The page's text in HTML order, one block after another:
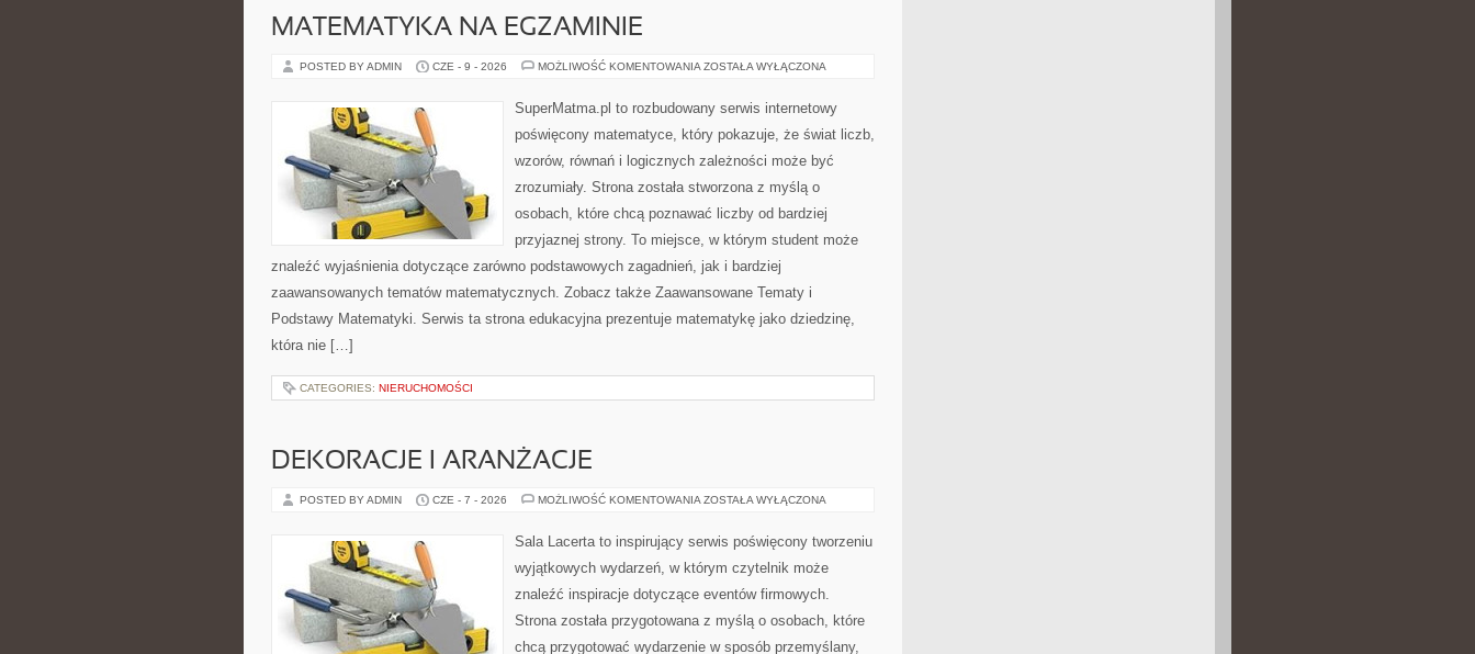
MATEMATYKA NA EGZAMINIE
POSTED BY ADMIN CZE - 9 - 2026 MOŻLIWOŚĆ KOMENTOWANIA MATEMATYKA
ZOSTAŁA WYŁĄCZONA
SuperMatma.pl to rozbudowany serwis internetowy
poświęcony matematyce, który pokazuje, że świat liczb,
wzorów, równań i logicznych zależności może być
zrozumiały. Strona została stworzona z myślą o
osobach, które chcą poznawać liczby od bardziej
przyjaznej strony. To miejsce, w którym student może
znaleźć wyjaśnienia dotyczące zarówno podstawowych zagadnień, jak i bardziej
zaawansowanych tematów matematycznych. Zobacz także Zaawansowane Tematy i
Podstawy Matematyki. Serwis ta strona edukacyjna prezentuje matematykę jako dziedzinę,
która nie […]
CATEGORIES: NIERUCHOMOŚCI
DEKORACJE I ARANŻACJE
POSTED BY ADMIN CZE - 7 - 2026 MOŻLIWOŚĆ KOMENTOWANIA DEKORACJE
ZOSTAŁA WYŁĄCZONA
Sala Lacerta to inspirujący serwis poświęcony tworzeniu
wyjątkowych wydarzeń, w którym czytelnik może
znaleźć inspiracje dotyczące eventów firmowych.
Strona została przygotowana z myślą o osobach, które
chcą przygotować wydarzenie w sposób przemyślany,